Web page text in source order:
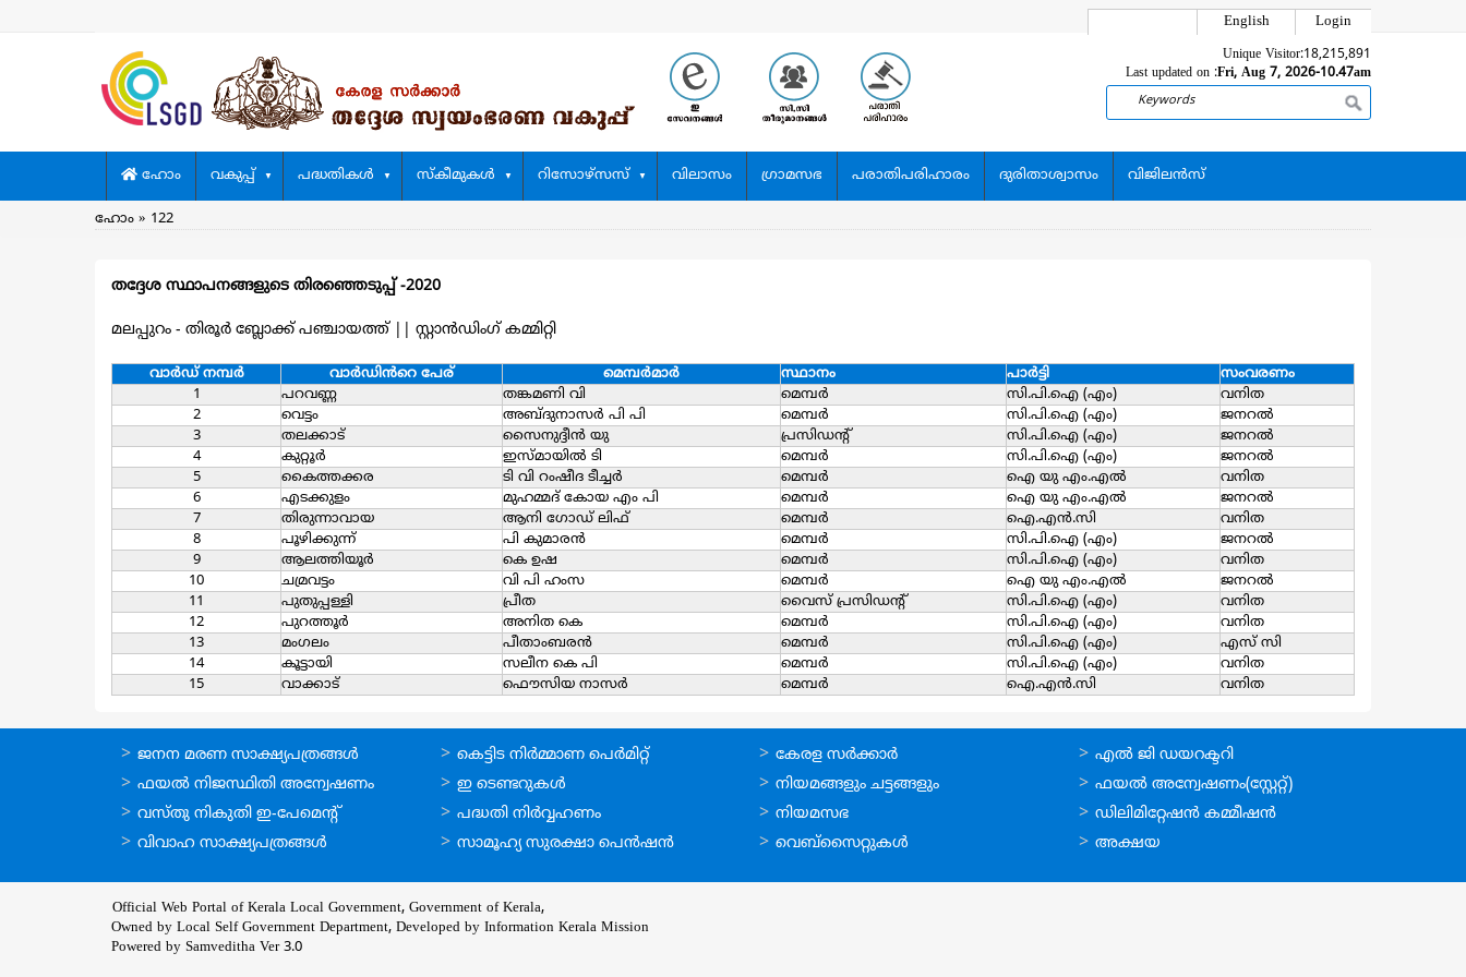
Login
English
Unique Visitor:18,215,891
Last updated on :Fri, Aug 7, 2026-10.47am
Search
Main
navigation
ഹോം വകുപ്പ് പദ്ധതികള്‍ സ്കീമുകള്‍ റിസോഴ്സസ് വിലാസം ഗ്രാമസഭ പരാതിപരിഹാരം ദുരിതാശ്വാസം വിജിലന്‍സ്
Breadcrumb
ഹോം 122
തദ്ദേശ സ്ഥാപനങ്ങളുടെ തിരഞ്ഞെടുപ്പ് -2020
മലപ്പുറം - തിരൂര്‍ ബ്ലോക്ക് പഞ്ചായത്ത്|| സ്റ്റാൻഡിംഗ് കമ്മിറ്റി
വാര്‍ഡ്‌ നമ്പര്‍ വാര്‍ഡിൻറെ പേര് മെമ്പര്‍മാര്‍ സ്ഥാനം പാര്‍ട്ടി
സംവരണം
1
പറവണ്ണ തങ്കമണി വി മെമ്പര്‍ സി.പി.ഐ (എം)
വനിത
2
വെട്ടം അബ്ദുനാസര്‍ പി പി മെമ്പര്‍ സി.പി.ഐ (എം)
ജനറല്‍
3
തലക്കാട് സൈനുദ്ദീന്‍ യു പ്രസിഡന്റ് സി.പി.ഐ (എം)
ജനറല്‍
4
കുറ്റൂര്‍ ഇസ്മായില്‍ ടി മെമ്പര്‍ സി.പി.ഐ (എം)
ജനറല്‍
5
കൈത്തക്കര ടി വി റംഷീദ ടീച്ചര്‍ മെമ്പര്‍ ഐ യു എം.എല്‍
വനിത
6
എടക്കുളം മുഹമ്മദ് കോയ എം പി മെമ്പര്‍ ഐ യു എം.എല്‍
ജനറല്‍
7
തിരുന്നാവായ ആനി ഗോഡ് ലിഫ് മെമ്പര്‍ ഐ.എന്‍.സി
വനിത
8
പൂഴിക്കുന്ന് പി കുമാരന്‍ മെമ്പര്‍ സി.പി.ഐ (എം)
ജനറല്‍
9
ആലത്തിയൂര്‍ കെ ഉഷ മെമ്പര്‍ സി.പി.ഐ (എം)
വനിത
10
ചമ്രവട്ടം വി പി ഹംസ മെമ്പര്‍ ഐ യു എം.എല്‍
ജനറല്‍
11
പുതുപ്പള്ളി പ്രീത വൈസ് പ്രസിഡന്റ്‌ സി.പി.ഐ (എം)
വനിത
12
പുറത്തൂര്‍ അനിത കെ മെമ്പര്‍ സി.പി.ഐ (എം)
വനിത
13
മംഗലം പീതാംബരന്‍ മെമ്പര്‍ സി.പി.ഐ (എം)
എസ്‌ സി
14
കൂട്ടായി സലീന കെ പി മെമ്പര്‍ സി.പി.ഐ (എം)
വനിത
15
വാക്കാട് ഫൌസിയ നാസര്‍ മെമ്പര്‍ ഐ.എന്‍.സി വനിത
ഓണ്‍ലൈന്‍
സേവനങ്ങള്‍
ജനന മരണ സാക്ഷ്യപത്രങ്ങള്‍
ഫയല്‍ നിജസ്ഥിതി അന്വേഷണം
വസ്തു നികുതി ഇ-പേമെന്റ്
വിവാഹ സാക്ഷ്യപത്രങ്ങള്‍
ഓണ്‍ലൈന്‍
സേവനങ്ങള്‍
കെട്ടിട നിര്‍മ്മാണ പെര്‍മിറ്റ്‌
ഇ ടെണ്ടറുകള്‍
പദ്ധതി നിര്‍വ്വഹണം
സാമൂഹ്യ സുരക്ഷാ പെന്‍ഷന്‍
ഉപയോഗപ്രദമായ
കണ്ണികള്‍
കേരള സര്‍ക്കാര്‍
നിയമങ്ങളും ചട്ടങ്ങളും
നിയമസഭ
വെബ്സൈറ്റുകള്‍
ഉപയോഗപ്രദമായ
കണ്ണികള്‍
എല്‍ ജി ഡയറക്ടറി
ഫയല്‍ അന്വേഷണം(സ്റ്റേറ്റ്)
ഡിലിമിറ്റേഷന്‍ കമ്മീഷന്‍
അക്ഷയ
Official Web Portal of Kerala Local Government, Government of Kerala,
Owned by Local Self Government Department, Developed by Information Kerala Mission
Powered by Samveditha Ver 3.0